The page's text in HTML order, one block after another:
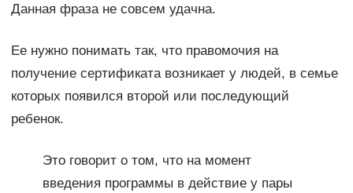
Данная фраза не совсем удачна.
Ее нужно понимать так, что правомочия на
получение сертификата возникает у людей, в семье
которых появился второй или последующий
ребенок.
Это говорит о том, что на момент
введения программы в действие у пары